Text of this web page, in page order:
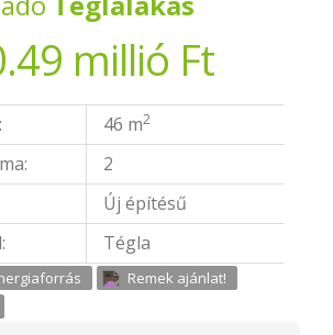
millió Ft
46 m2
2
Új építésű
Tégla
Remek ajánlat!